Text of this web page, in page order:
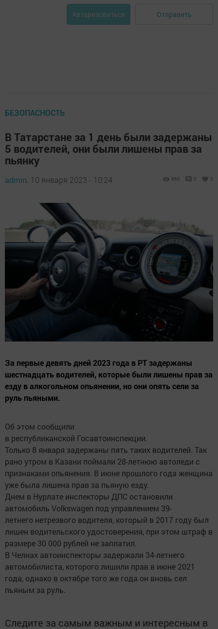
Авторизоваться Отправить
БЕЗОПАСНОСТЬ
В Татарстане за 1 день были задержаны
5 водителей, они были лишены прав за
пьянку
admin, 10 января 2023 - 10:24 660 0 0
За первые девять дней 2023 года в РТ задержаны
шестнадцать водителей, которые были лишены прав за
езду в алкогольном опьянении, но они опять сели за
руль пьяными.
Об этом сообщили
в республиканской Госавтоинспекции.
Только 8 января задержаны пять таких водителей. Так
рано утром в Казани поймали 28-летнюю автоледи с
признаками опьянения. В июне прошлого года женщина
уже была лишена прав за пьяную езду.
Днем в Нурлате инспекторы ДПС остановили
автомобиль Volkswagen под управлением 39-
летнего нетрезвого водителя, который в 2017 году был
лишен водительского удостоверения, при этом штраф в
размере 30 000 рублей не заплатил.
В Челнах автоинспекторы задержали 34-летнего
автомобилиста, которого лишили прав в июне 2021
года, однако в октябре того же года он вновь сел
пьяным за руль.
Следите за самым важным и интересным в